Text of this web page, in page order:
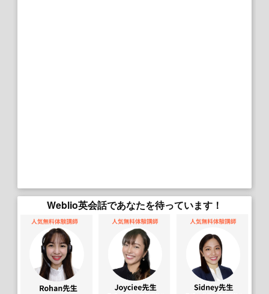
Weblio英会話であなたを待っています！